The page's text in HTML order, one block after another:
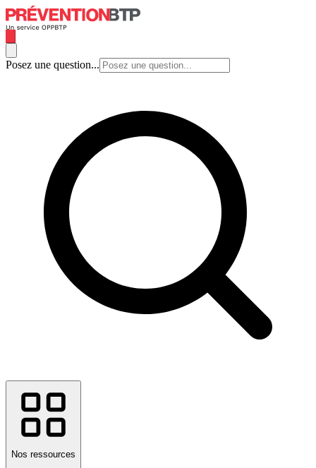
Posez une question...
Nos ressources